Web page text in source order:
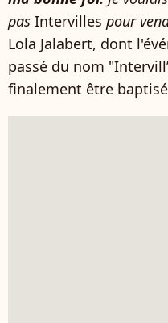
pas Intervilles pour
Lola Jalabert, dont
passé du nom
finalement être